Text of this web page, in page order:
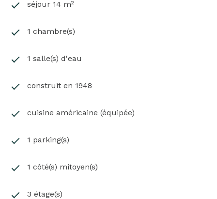
séjour 14 m²
1 chambre(s)
1 salle(s) d'eau
construit en 1948
cuisine américaine (équipée)
1 parking(s)
1 côté(s) mitoyen(s)
3 étage(s)